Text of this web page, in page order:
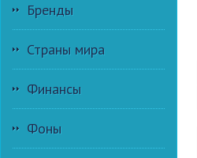
Бренды
Страны мира
Финансы
Фоны